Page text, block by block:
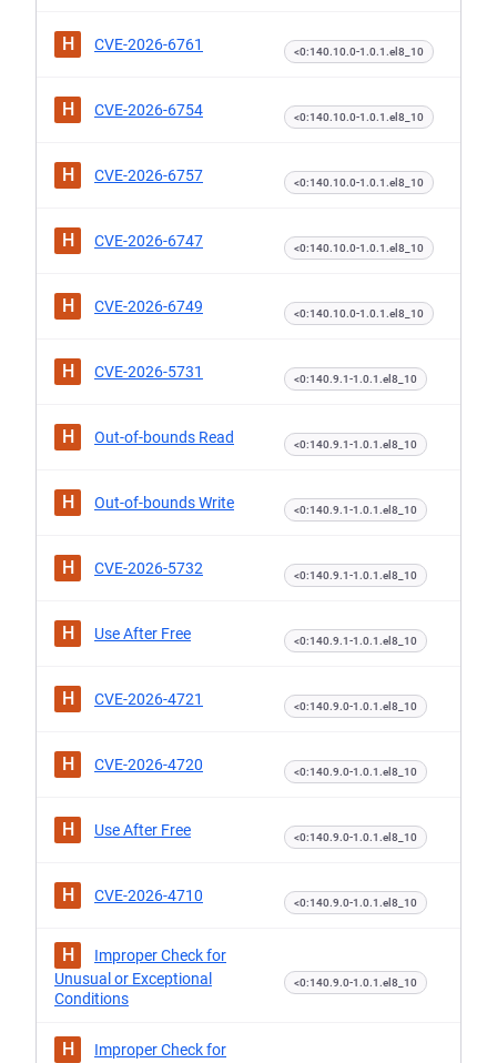
H CVE-2026-6761 <0:140.10.0-1.0.1.el8_10
H CVE-2026-6754 <0:140.10.0-1.0.1.el8_10
H CVE-2026-6757 <0:140.10.0-1.0.1.el8_10
H CVE-2026-6747 <0:140.10.0-1.0.1.el8_10
H CVE-2026-6749 <0:140.10.0-1.0.1.el8_10
H CVE-2026-5731 <0:140.9.1-1.0.1.el8_10
H Out-of-bounds Read <0:140.9.1-1.0.1.el8_10
H Out-of-bounds Write <0:140.9.1-1.0.1.el8_10
H CVE-2026-5732 <0:140.9.1-1.0.1.el8_10
H Use After Free <0:140.9.1-1.0.1.el8_10
H CVE-2026-4721 <0:140.9.0-1.0.1.el8_10
H CVE-2026-4720 <0:140.9.0-1.0.1.el8_10
H Use After Free <0:140.9.0-1.0.1.el8_10
H CVE-2026-4710 <0:140.9.0-1.0.1.el8_10
H
Improper Check for
Unusual or Exceptional
Conditions
<0:140.9.0-1.0.1.el8_10
H
Improper Check for